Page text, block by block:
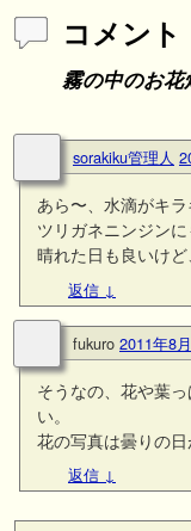
コメント
霧の中のお花
sorakiku管理人
あら〜、水滴がキ
ツリガネニンジンに
晴れた日も良いけど
返信 ↓
fukuro 2011年8
そうなの、花や葉
い。
花の写真は曇りの日
返信 ↓